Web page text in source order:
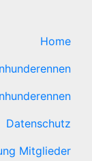
Home
Datenschutz
Mitglieder